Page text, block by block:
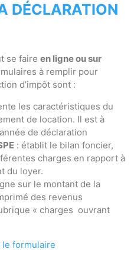
DÉCLARATION
se faire en ligne ou sur
à remplir pour
d’impôt sont :
les caractéristiques du
de location. Il est à
de déclaration
: établit le bilan foncier,
charges en rapport à
du loyer.
sur le montant de la
des revenus
« charges ouvrant
formulaire